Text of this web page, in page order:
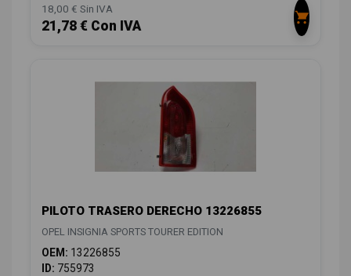
18,00 € Sin IVA
21,78 € Con IVA
PILOTO TRASERO DERECHO 13226855
OPEL INSIGNIA SPORTS TOURER EDITION
OEM: 13226855
ID: 755973